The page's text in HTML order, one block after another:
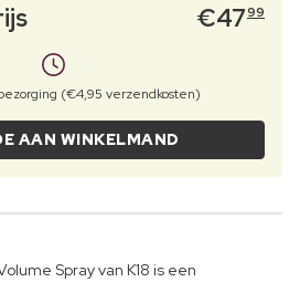
€4799
(€4,95 verzendkosten)
AAN WINKELMAND
Spray van K18 is een